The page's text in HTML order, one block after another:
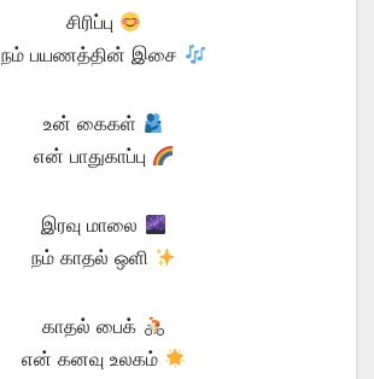
சிரிப்பு
நம் பயணத்தின் இசை
உன் கைகள்
என் பாதுகாப்பு
இரவு மாலை
நம் காதல் ஒளி
காதல் பைக்
என் கனவு உலகம்